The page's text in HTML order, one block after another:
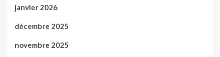
janvier 2026
décembre 2025
novembre 2025